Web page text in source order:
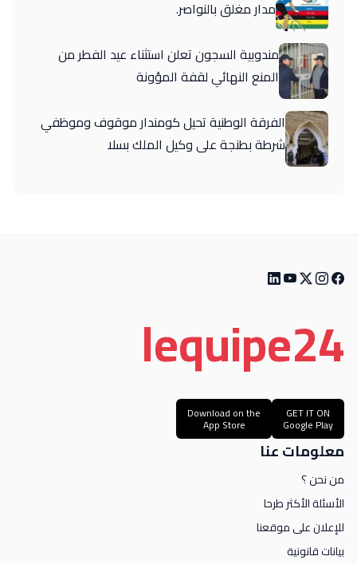
مدار مغلق بالنواصر.
مندوبية السجون تعلن استثناء عيد الفطر من
المنع النهائي لقفة المؤونة
الفرقة الوطنية تحيل كومندار موقوف وموظفي
شرطة بطنجة على وكيل الملك بسلا
lequipe24
GET IT ON
Google Play
Download on the
App Store
معلومات عنا
من نحن ؟
الأسئلة الأكثر طرحا
للإعلان على موقعنا
بيانات قانونية